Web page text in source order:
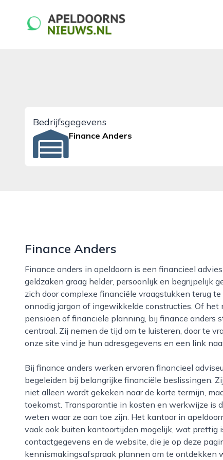
apeldoornsnieuws.nl
Bedrijfsgegevens
Finance Anders
Finance Anders
Finance anders in apeldoorn is een financieel advieskantoor dat zich richt op mensen die hun
geldzaken graag helder, persoonlijk en begrijpelijk
zich door complexe financiële vraagstukken terug
onnodig jargon of ingewikkelde constructies. Of
pensioen of financiële planning, bij finance anders
centraal. Zij nemen de tijd om te luisteren, door te
onze site vind je hun adresgegevens en een link
Bij finance anders werken ervaren financieel adviseurs die zowel particuliere als zakelijke klanten
begeleiden bij belangrijke financiële beslissingen.
niet alleen wordt gekeken naar de korte termijn,
toekomst. Transparantie in kosten en werkwijze is
weten waar ze aan toe zijn. Het kantoor in
vaak ook buiten kantoortijden mogelijk, wat prettig
contactgegevens en de website, die je op deze
kennismakingsafspraak plannen om te ontdekken